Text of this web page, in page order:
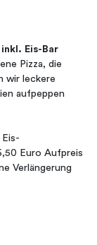
Eis-Bar
Pizza, die
wir leckere
aufpeppen
Euro Aufpreis
Verlängerung